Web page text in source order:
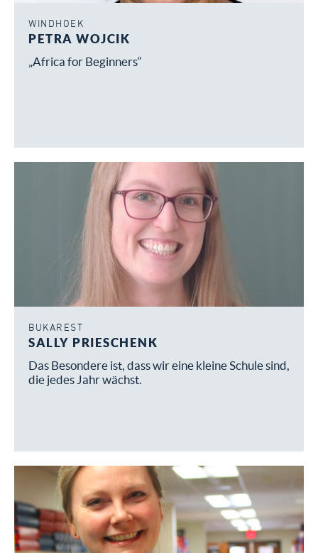
WINDHOEK
PETRA WOJCIK
„Africa for Beginners“
BUKAREST
SALLY PRIESCHENK
Das Besondere ist, dass wir eine kleine Schule sind,
die jedes Jahr wächst.